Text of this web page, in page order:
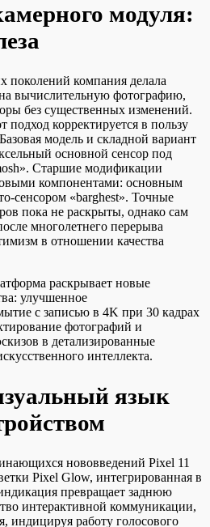
модуля:
поколений компания делала
вычислительную фотографию,
без существенных изменений.
подход корректируется в пользу
модель и складной вариант
основной сенсор под
Старшие модификации
компонентами: основным
сенсором «barghest». Точные
пока не раскрыты, однако сам
многолетнего перерыва
в отношении качества
раскрывает новые
улучшенное
с записью в 4K при 30 кадрах
фотографий и
в детализированные
интеллекта.
язык
нововведений Pixel 11
Pixel Glow, интегрированная в
превращает заднюю
интерактивной коммуникации,
индицируя работу голосового